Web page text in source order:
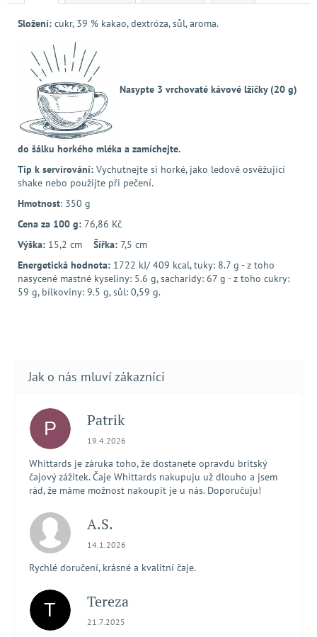
Složení: cukr, 39 % kakao, dextróza, sůl, aroma.
Nasypte 3 vrchovaté kávové lžičky (20 g)
do šálku horkého mléka a zamíchejte.
Tip k servírování: Vychutnejte si horké, jako ledově osvěžující
shake nebo použijte při pečení.
Hmotnost: 350 g
Cena za 100 g: 76,86 Kč
Výška: 15,2 cm Šířka: 7,5 cm
Energetická hodnota: 1722 kJ/ 409 kcal, tuky: 8.7 g - z toho
nasycené mastné kyseliny: 5.6 g, sacharidy: 67 g - z toho cukry:
59 g, bílkoviny: 9.5 g, sůl: 0,59 g.
P Patrik
Hodnocení obchodu je 5 z 5 hvězdiček.
19.4.2026
Whittards je záruka toho, že dostanete opravdu britský
čajový zážitek. Čaje Whittards nakupuju už dlouho a jsem
rád, že máme možnost nakoupit je u nás. Doporučuju!
A.S.
Hodnocení obchodu je 5 z 5 hvězdiček.
14.1.2026
Rychlé doručení, krásné a kvalitní čaje.
T Tereza
Hodnocení obchodu je 5 z 5 hvězdiček.
21.7.2025